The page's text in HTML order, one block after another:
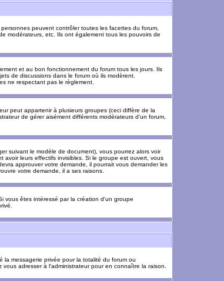
peuvent contrôler toutes les facettes du forum,
modérateurs, etc. Ils ont également tous les pouvoirs de
et au bon fonctionnement du forum tous les jours. Ils
de discussions dans le forum où ils modèrent.
ne respectant pas le règlement.
peut appartenir à plusieurs groupes (ceci diffère de la
de gérer aisément différents modérateurs d'un forum,
suivant le modèle de document), vous pourrez alors voir
avoir leurs effectifs invisibles. Si le groupe est ouvert, vous
approuver votre demande, il pourrait vous demander les
votre demande, il a ses raisons.
vous êtes intéressé par la création d'un groupe
la messagerie privée pour la totalité du forum ou
adresser à l'administrateur pour en connaître la raison.